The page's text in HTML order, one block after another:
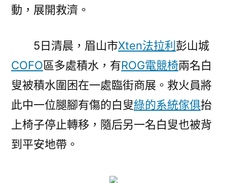
動，展開救濟。
5日清晨，眉山市Xten法拉利 彭山城
COFO區多處積水，有ROG電競椅兩名白
叟被積水圍困在一處臨街商展。救火員將
此中一位腿腳有傷的白叟綠的系統傢俱抬
上椅子停止轉移，隨后另一名白叟也被背
到平安地帶。